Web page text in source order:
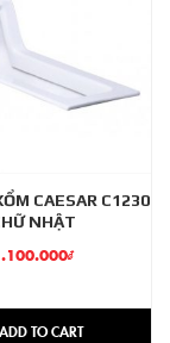
CAESAR C1230
NHẬT
₫
ADD TO CART